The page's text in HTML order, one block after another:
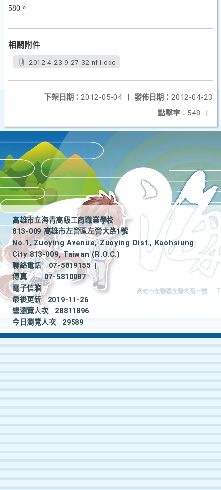
580 。
相關附件
2012-4-23-9-27-32-nf1.doc
發佈日期： 2012-04-23
下架日期： 2012-05-04
|
點擊率： 548 |
高雄市立海青高級工商職業學校
813-009 高雄市左營區左營大路1號
No.1, Zuoying Avenue, Zuoying Dist., Kaohsiung
City 813-009, Taiwan (R.O.C.)
聯絡電話
07-5819155
|
傳真
07-5810087
電子信箱
最後更新
2019-11-26
總瀏覽人次
28811896
今日瀏覽人次
29589